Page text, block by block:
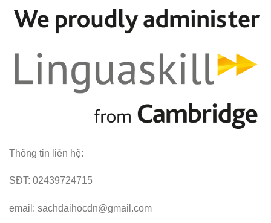
Thông tin liên hệ:
SĐT: 02439724715
email: sachdaihocdn@gmail.com